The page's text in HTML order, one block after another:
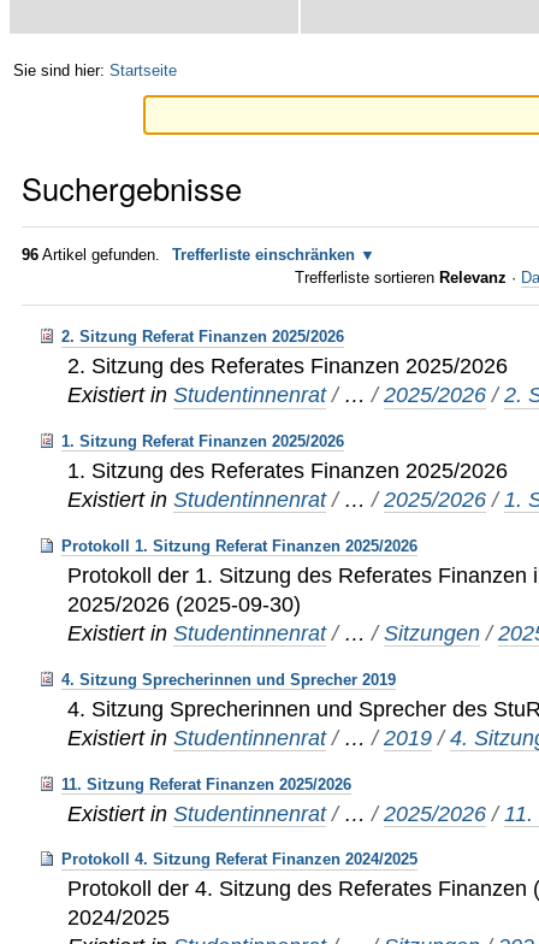
Sie sind hier: Startseite
Suchergebnisse
96 Artikel gefunden.
Trefferliste einschränken
Trefferliste sortieren Relevanz ·
2. Sitzung Referat Finanzen 2025/2026
2. Sitzung des Referates Finanzen 2025/2026
Existiert in Studentinnenrat / …/2025/2026 /2.
1. Sitzung Referat Finanzen 2025/2026
1. Sitzung des Referates Finanzen 2025/2026
Existiert in Studentinnenrat / …/2025/2026 /1.
Protokoll 1. Sitzung Referat Finanzen 2025/2026
Protokoll der 1. Sitzung des Referates Finanzen
2025/2026 (2025-09-30)
Existiert in Studentinnenrat / …/Sitzungen /
4. Sitzung Sprecherinnen und Sprecher 2019
4. Sitzung Sprecherinnen und Sprecher des
Existiert in Studentinnenrat / …/2019 /4.
11. Sitzung Referat Finanzen 2025/2026
Existiert in Studentinnenrat / …/2025/2026 /
Protokoll 4. Sitzung Referat Finanzen 2024/2025
Protokoll der 4. Sitzung des Referates Finanzen
2024/2025